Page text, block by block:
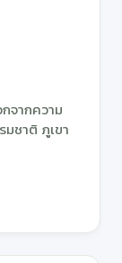
จากความ
ชาติ ภูเขา